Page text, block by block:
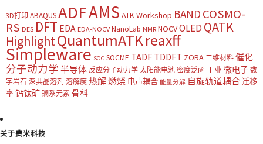
3D打印 ABAQUSADFAMS ATK Workshop BAND COSMO-
RS DES DFT EDA EDA-NOCV NanoLab NMR NOCVOLED QATK
HighlightQuantumATKreaxff
Simpleware SOC SOCME TADF TDDFT ZORA 二维材料 催化
分子动力学 半导体 反应分子动力学 太阳能电池 密度泛函 工业 微电子 数
字岩石 深共晶溶剂 溶解度 热解燃烧 电声耦合 能量分解 自旋轨道耦合迁移
率钙钛矿 镧系元素 骨科
关于费米科技